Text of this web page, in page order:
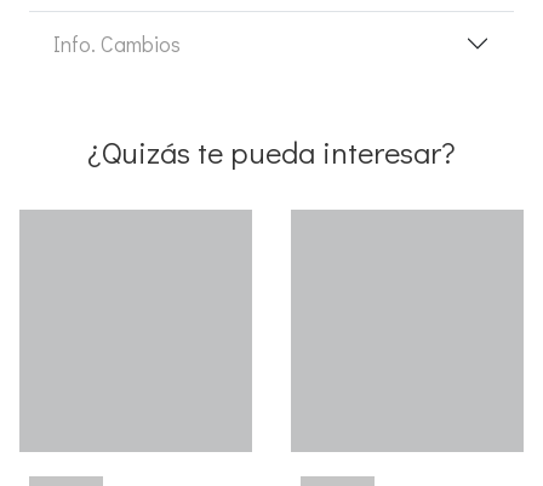
Info. Cambios
¿Quizás te pueda interesar?